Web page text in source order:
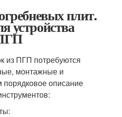
плит.
устройства
из ПГП потребуются
монтажные и
описание